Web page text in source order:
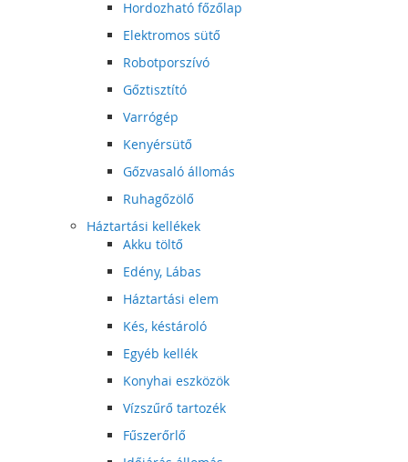
Hordozható főzőlap
Elektromos sütő
Robotporszívó
Gőztisztító
Varrógép
Kenyérsütő
Gőzvasaló állomás
Ruhagőzölő
Háztartási kellékek
Akku töltő
Edény, Lábas
Háztartási elem
Kés, késtároló
Egyéb kellék
Konyhai eszközök
Vízszűrő tartozék
Fűszerőrlő